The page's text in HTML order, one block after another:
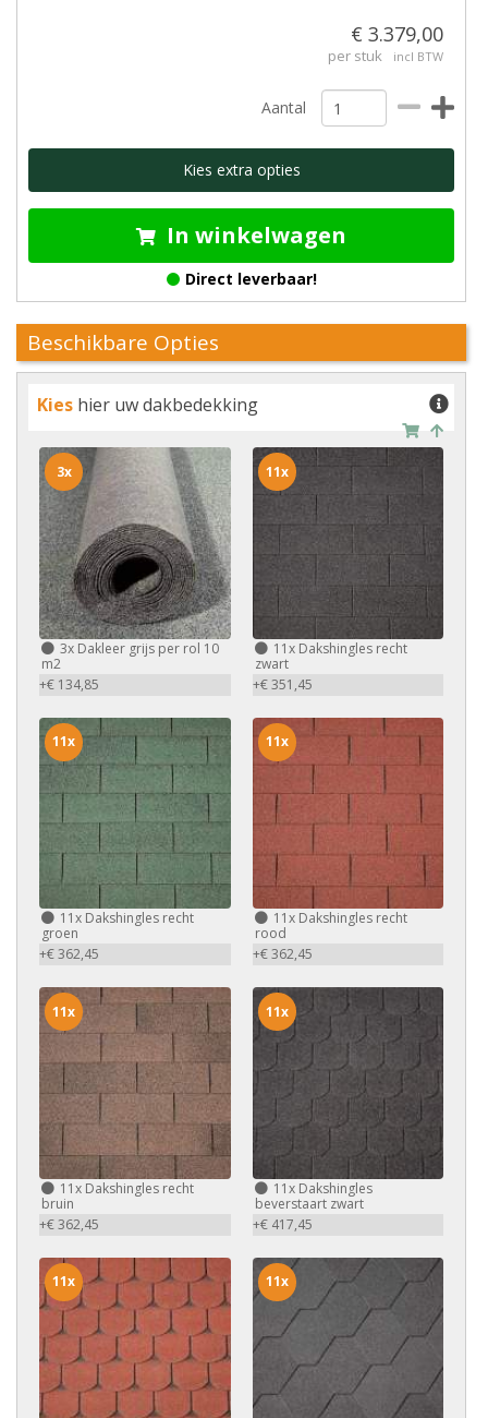
€ 3.379,00
per stuk incl BTW
Aantal
Kies extra opties
In winkelwagen
Direct leverbaar!
Beschikbare Opties
Kies hier uw dakbedekking
3x Dakleer grijs per rol 10
m2
+€ 134,85
3x
11xDakshingles recht
zwart
+€ 351,45
11x
11x Dakshingles recht
groen
+€ 362,45
11x
11xDakshingles recht
rood
+€ 362,45
11x
11x Dakshingles recht
bruin
+€ 362,45
11x
11xDakshingles
beverstaart zwart
+€ 417,45
11x
11x 11x